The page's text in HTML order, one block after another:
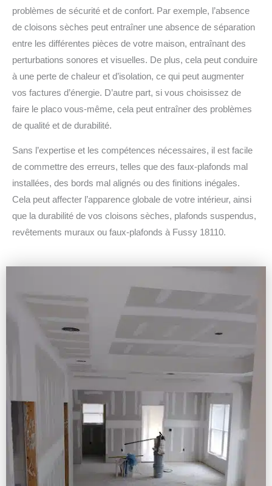
problèmes de sécurité et de confort. Par exemple, l’absence
de cloisons sèches peut entraîner une absence de séparation
entre les différentes pièces de votre maison, entraînant des
perturbations sonores et visuelles. De plus, cela peut conduire
à une perte de chaleur et d’isolation, ce qui peut augmenter
vos factures d’énergie. D’autre part, si vous choisissez de
faire le placo vous-même, cela peut entraîner des problèmes
de qualité et de durabilité.
Sans l’expertise et les compétences nécessaires, il est facile
de commettre des erreurs, telles que des faux-plafonds mal
installées, des bords mal alignés ou des finitions inégales.
Cela peut affecter l’apparence globale de votre intérieur, ainsi
que la durabilité de vos cloisons sèches, plafonds suspendus,
revêtements muraux ou faux-plafonds à Fussy 18110.